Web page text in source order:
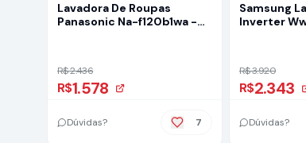
Lavadora De Roupas
Panasonic Na-f120b1wa -
R$ 2.436
R$1.578
Dúvidas? 7
Samsung
Inverter
R$ 3.920
R$2.343
Dúvidas?